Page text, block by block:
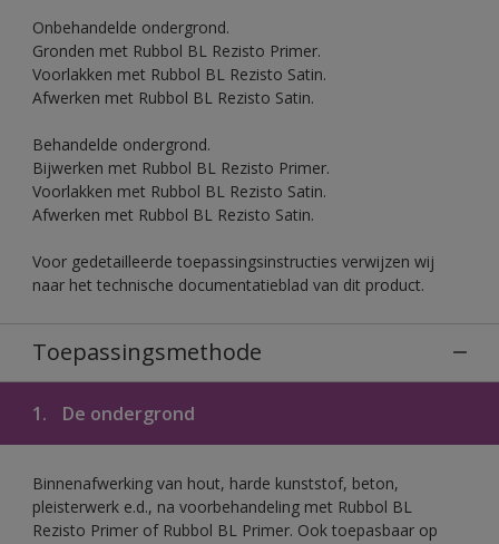
Onbehandelde ondergrond.
Gronden met Rubbol BL Rezisto Primer.
Voorlakken met Rubbol BL Rezisto Satin.
Afwerken met Rubbol BL Rezisto Satin.
Behandelde ondergrond.
Bijwerken met Rubbol BL Rezisto Primer.
Voorlakken met Rubbol BL Rezisto Satin.
Afwerken met Rubbol BL Rezisto Satin.
Voor gedetailleerde toepassingsinstructies verwijzen wij
naar het technische documentatieblad van dit product.
Toepassingsmethode
1. De ondergrond
Binnenafwerking van hout, harde kunststof, beton,
pleisterwerk e.d., na voorbehandeling met Rubbol BL
Rezisto Primer of Rubbol BL Primer. Ook toepasbaar op